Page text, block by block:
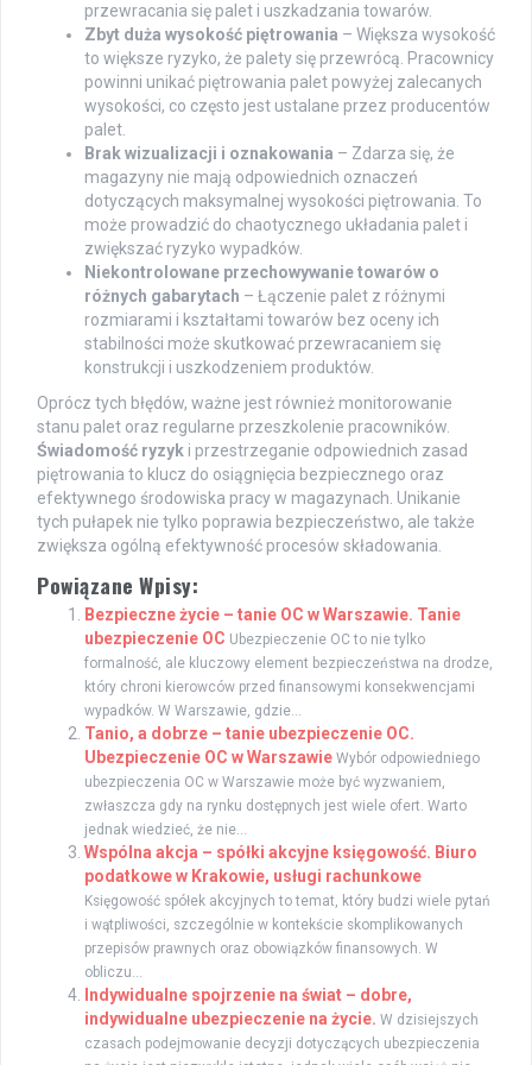
przewracania się palet i uszkadzania towarów.
Zbyt duża wysokość piętrowania – Większa wysokość
to większe ryzyko, że palety się przewrócą. Pracownicy
powinni unikać piętrowania palet powyżej zalecanych
wysokości, co często jest ustalane przez producentów
palet.
Brak wizualizacji i oznakowania – Zdarza się, że
magazyny nie mają odpowiednich oznaczeń
dotyczących maksymalnej wysokości piętrowania. To
może prowadzić do chaotycznego układania palet i
zwiększać ryzyko wypadków.
Niekontrolowane przechowywanie towarów o
różnych gabarytach – Łączenie palet z różnymi
rozmiarami i kształtami towarów bez oceny ich
stabilności może skutkować przewracaniem się
konstrukcji i uszkodzeniem produktów.
Oprócz tych błędów, ważne jest również monitorowanie
stanu palet oraz regularne przeszkolenie pracowników.
Świadomość ryzyk i przestrzeganie odpowiednich zasad
piętrowania to klucz do osiągnięcia bezpiecznego oraz
efektywnego środowiska pracy w magazynach. Unikanie
tych pułapek nie tylko poprawia bezpieczeństwo, ale także
zwiększa ogólną efektywność procesów składowania.
Powiązane Wpisy:
Bezpieczne życie – tanie OC w Warszawie. Tanie
ubezpieczenie OC Ubezpieczenie OC to nie tylko
formalność, ale kluczowy element bezpieczeństwa na drodze,
który chroni kierowców przed finansowymi konsekwencjami
wypadków. W Warszawie, gdzie...
Tanio, a dobrze – tanie ubezpieczenie OC.
Ubezpieczenie OC w Warszawie Wybór odpowiedniego
ubezpieczenia OC w Warszawie może być wyzwaniem,
zwłaszcza gdy na rynku dostępnych jest wiele ofert. Warto
jednak wiedzieć, że nie...
Wspólna akcja – spółki akcyjne księgowość. Biuro
podatkowe w Krakowie, usługi rachunkowe
Księgowość spółek akcyjnych to temat, który budzi wiele pytań
i wątpliwości, szczególnie w kontekście skomplikowanych
przepisów prawnych oraz obowiązków finansowych. W
obliczu...
Indywidualne spojrzenie na świat – dobre,
indywidualne ubezpieczenie na życie. W dzisiejszych
czasach podejmowanie decyzji dotyczących ubezpieczenia